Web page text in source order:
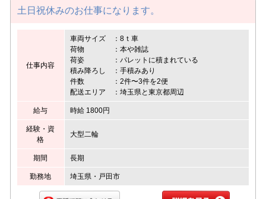
土日祝休みのお仕事になります。
仕事内容
車両サイズ ：8ｔ車
荷物 ：本や雑誌
荷姿 ：パレットに積まれている
積み降ろし ：手積みあり
件数 ：2件〜3件を2便
配送エリア ：埼玉県と東京都周辺
給与 時給 1800円
経験・資
格
大型二輪
期間 長期
勤務地 埼玉県・戸田市